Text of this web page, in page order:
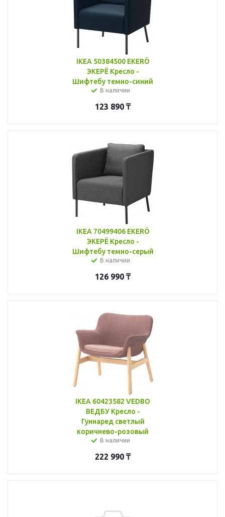
IKEA 50384500 EKERÖ
ЭКЕРЁ Кресло -
Шифтебу темно-синий
В наличии
123 890 ₸
IKEA 70499406 EKERÖ
ЭКЕРЁ Кресло -
Шифтебу темно-серый
В наличии
126 990 ₸
IKEA 60423582 VEDBO
ВЕДБУ Кресло -
Гуннаред светлый
коричнево-розовый
В наличии
222 990 ₸